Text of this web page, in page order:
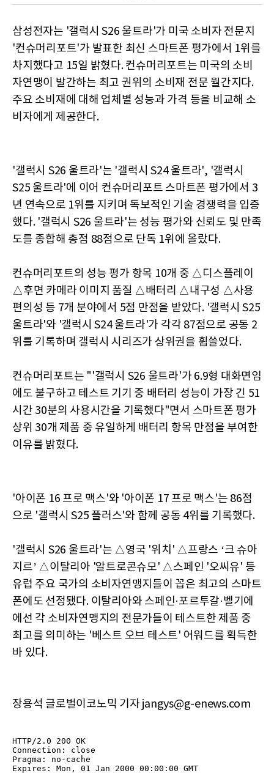
삼성전자는 '갤럭시 S26 울트라'가 미국 소비자 전문지
'컨슈머리포트'가 발표한 최신 스마트폰 평가에서 1위를
차지했다고 15일 밝혔다. 컨슈머리포트는 미국의 소비
자연맹이 발간하는 최고 권위의 소비재 전문 월간지다.
주요 소비재에 대해 업체별 성능과 가격 등을 비교해 소
비자에게 제공한다.
'갤럭시 S26 울트라'는 '갤럭시 S24 울트라', '갤럭시
S25 울트라'에 이어 컨슈머리포트 스마트폰 평가에서 3
년 연속으로 1위를 지키며 독보적인 기술 경쟁력을 입증
했다. '갤럭시 S26 울트라'는 성능 평가와 신뢰도 및 만족
도를 종합해 총점 88점으로 단독 1위에 올랐다.
컨슈머리포트의 성능 평가 항목 10개 중 △디스플레이
△후면 카메라 이미지 품질 △배터리 △내구성 △사용
편의성 등 7개 분야에서 5점 만점을 받았다. '갤럭시 S25
울트라'와 '갤럭시 S24 울트라'가 각각 87점으로 공동 2
위를 기록하며 갤럭시 시리즈가 상위권을 휩쓸었다.
컨슈머리포트는 "'갤럭시 S26 울트라'가 6.9형 대화면임
에도 불구하고 테스트 기기 중 배터리 성능이 가장 긴 51
시간 30분의 사용시간을 기록했다"면서 스마트폰 평가
상위 30개 제품 중 유일하게 배터리 항목 만점을 부여한
이유를 밝혔다.
'아이폰 16 프로 맥스'와 '아이폰 17 프로 맥스'는 86점
으로 '갤럭시 S25 플러스'와 함께 공동 4위를 기록했다.
'갤럭시 S26 울트라'는 △영국 '위치' △프랑스 ‘크 슈아
지르’ △이탈리아 '알트로콘슈모' △스페인 '오씨유' 등
유럽 주요 국가의 소비자연맹지들이 꼽은 최고의 스마트
폰에도 선정됐다. 이탈리아와 스페인·포르투갈·벨기에
에선 각 소비자연맹지의 전문가들이 테스트한 제품 중
최고를 의미하는 '베스트 오브 테스트' 어워드를 획득한
바 있다.
장용석 글로벌이코노믹 기자 jangys@g-enews.com